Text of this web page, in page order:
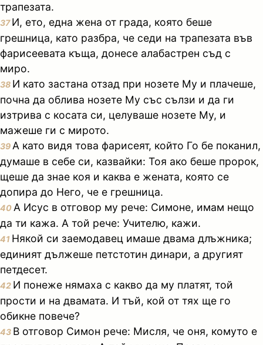
трапезата.
37И, ето, една жена от града, която беше
грешница, като разбра, че седи на трапезата във
фарисеевата къща, донесе алабастрен съд с
миро.
38 И като застана отзад при нозете Му и плачеше,
почна да облива нозете Му със сълзи и да ги
изтрива с косата си, целуваше нозете Му, и
мажеше ги с мирото.
39 А като видя това фарисеят, който Го бе поканил,
думаше в себе си, казвайки: Тоя ако беше пророк,
щеше да знае коя и каква е жената, която се
допира до Него, че е грешница.
40 А Исус в отговор му рече: Симоне, имам нещо
да ти кажа. А той рече: Учителю, кажи.
41 Някой си заемодавец имаше двама длъжника;
единият дължеше петстотин динари, а другият
петдесет.
42 И понеже нямаха с какво да му платят, той
прости и на двамата. И тъй, кой от тях ще го
обикне повече?
43 В отговор Симон рече: Мисля, че оня, комуто е